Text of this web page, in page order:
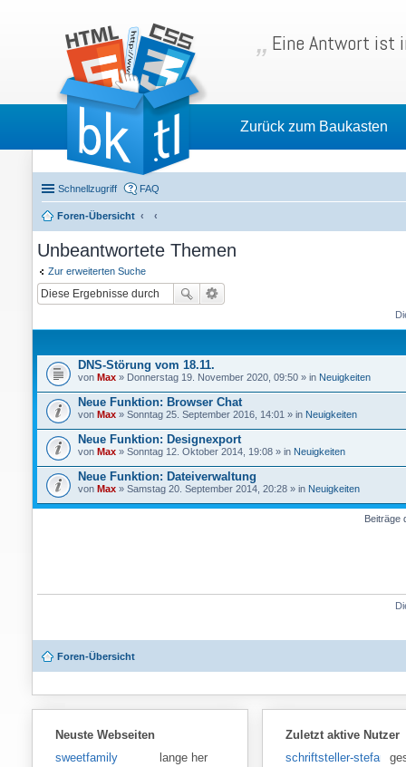
Eine Antwort ist
Zurück zum Baukasten
Schnellzugriff FAQ
Foren-Übersicht
Unbeantwortete Themen
Zur erweiterten Suche
DNS-Störung vom 18.11.
von Max » Donnerstag 19. November 2020, 09:50 » in Neuigkeiten
Neue Funktion: Browser Chat
von Max » Sonntag 25. September 2016, 14:01 » in Neuigkeiten
Neue Funktion: Designexport
von Max » Sonntag 12. Oktober 2014, 19:08 » in Neuigkeiten
Neue Funktion: Dateiverwaltung
von Max » Samstag 20. September 2014, 20:28 » in Neuigkeiten
Beiträge
Foren-Übersicht
Neuste Webseiten
sweetfamily
lange her
Zuletzt aktive Nutzer
schriftsteller-stefansen